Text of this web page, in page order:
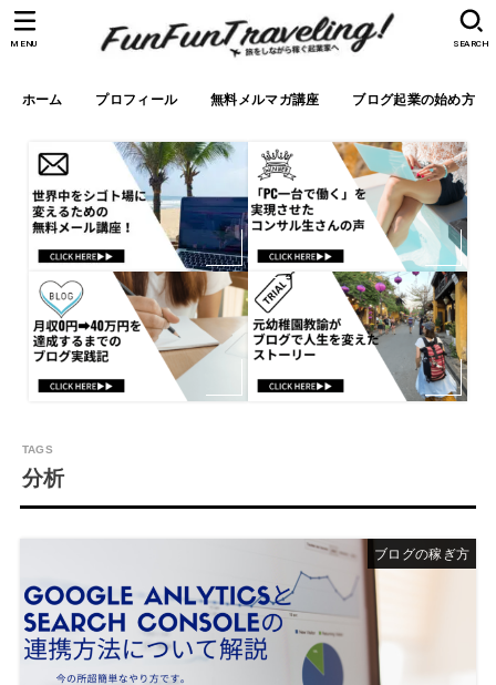
ホーム プロフィール 無料メルマガ講座 ブログ起業の始め方
SEARCH
MENU
分析
ブログの稼ぎ方